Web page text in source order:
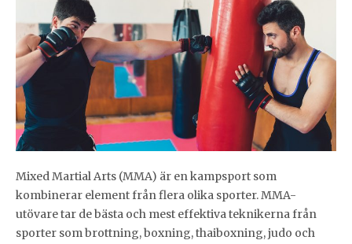
Mixed Martial Arts (MMA) är en kampsport som
kombinerar element från flera olika sporter. MMA-
utövare tar de bästa och mest effektiva teknikerna från
sporter som brottning, boxning, thaiboxning, judo och